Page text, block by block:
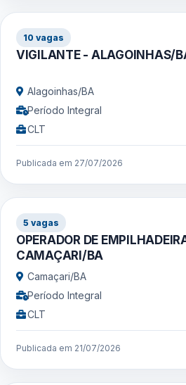
10 vagas
VIGILANTE - ALAGOINHAS/
Alagoinhas/BA
Período Integral
CLT
Publicada em 27/07/2026
5 vagas
OPERADOR DE
CAMAÇARI/BA
Camaçari/BA
Período Integral
CLT
Publicada em 21/07/2026